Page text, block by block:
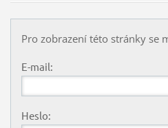
Pro zobrazení této stránky se
E-mail:
Heslo: